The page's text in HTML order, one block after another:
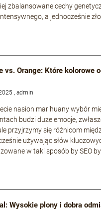
zbalansowane cechy
a jednocześnie
vs. Orange: Które kolorowe
, admin
nasion marihuany wybór
budzi duże emocje,
przyjrzymy się różnicom
używając słów
w taki sposób by SEO
Wysokie plony i dobra